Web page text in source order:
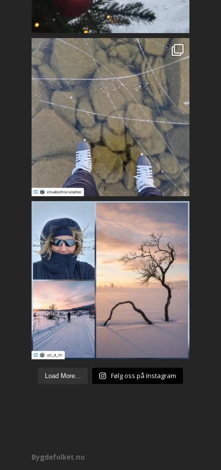
Load More... Følg oss på Instagram
Bygdefolket.no